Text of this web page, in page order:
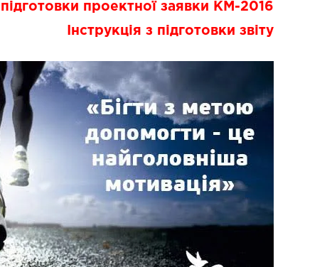
проектної заявки КМ-2016
Інструкція з підготовки звіту